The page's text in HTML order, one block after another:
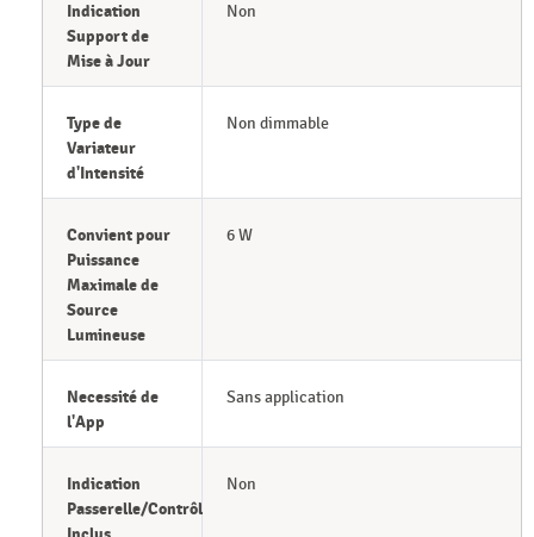
Indication
Support de
Mise à Jour
Non
Type de
Variateur
d'Intensité
Non dimmable
Convient pour
Puissance
Maximale de
Source
Lumineuse
6 W
Necessité de
l'App
Sans application
Indication
Passerelle/Contrôleur
Non